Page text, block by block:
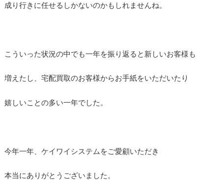
成り行きに任せるしかないのかもしれませんね。
こういった状況の中でも一年を振り返ると新しいお客様も
増えたし、宅配買取のお客様からお手紙をいただいたり
嬉しいことの多い一年でした。
今年一年、ケイワイシステムをご愛顧いただき
本当にありがとうございました。